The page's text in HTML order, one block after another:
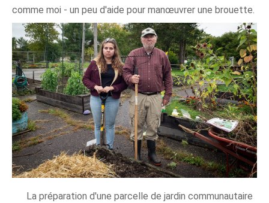
comme moi - un peu d'aide pour manœuvrer une brouette.
La préparation d'une parcelle de jardin communautaire